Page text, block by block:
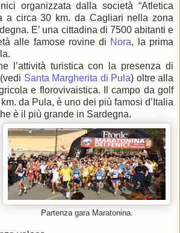
organizzata dalla società “Atletica
a circa 30 km. da Cagliari nella zona
E’ una cittadina di 7500 abitanti e
alle famose rovine di Nora, la prima
l’attività turistica con la presenza di
Santa Margherita di Pula) oltre alla
e florovivaistica. Il campo da golf
da Pula, è uno dei più famosi d’Italia
è il più grande in Sardegna.
Partenza gara Maratonina.